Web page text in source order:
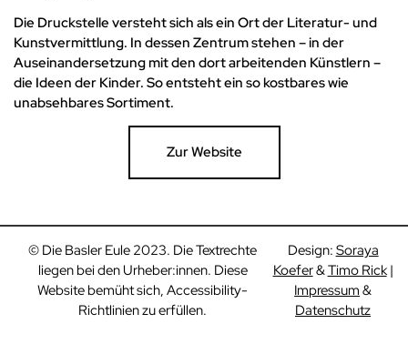
Die Druckstelle versteht sich als ein Ort der Literatur- und
Kunstvermittlung. In dessen Zentrum stehen – in der
Auseinandersetzung mit den dort arbeitenden Künstlern –
die Ideen der Kinder. So entsteht ein so kostbares wie
unabsehbares Sortiment.
Zur Website
© Die Basler Eule 2023. Die Textrechte
liegen bei den Urheber:innen. Diese
Website bemüht sich, Accessibility-
Richtlinien zu erfüllen.
Design: Soraya
Koefer&Timo Rick|
Impressum &
Datenschutz